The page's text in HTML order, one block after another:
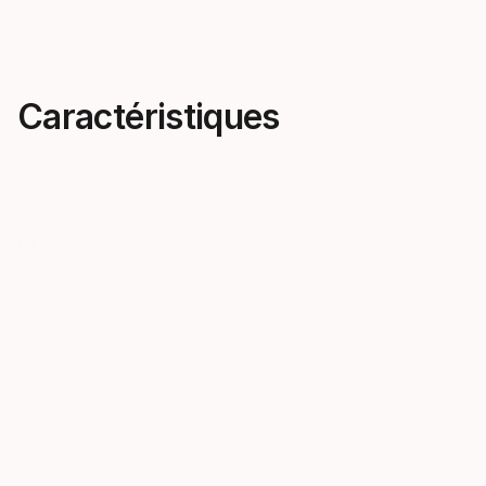
Caractéristiques